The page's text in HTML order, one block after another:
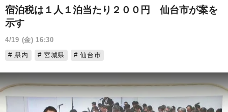
宿泊税は１人１泊当たり２００円 仙台市が案を
示す
4/19 (金) 16:30
県内
宮城県 仙台市